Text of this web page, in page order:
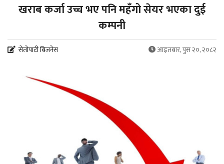
खराब कर्जा उच्च भए पनि महँगो सेयर भएका दुई
कम्पनी
सेतोपाटी बिजनेस आइतबार, पुस २०, २०८२